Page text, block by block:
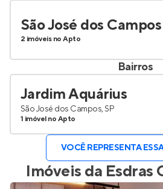
São José dos Campos
2 imóveis no Apto
Bairros
Jardim Aquárius
São José dos Campos, SP
1 imóvel no Apto
VOCÊ REPRESENTA
Imóveis da Esdras